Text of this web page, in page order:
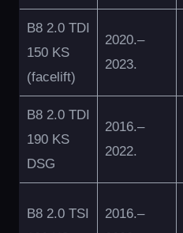
B8 2.0 TDI
150 KS
(facelift)
2020.–
2023.
B8 2.0 TDI
190 KS
DSG
2016.–
2022.
B8 2.0 TSI
2016.–